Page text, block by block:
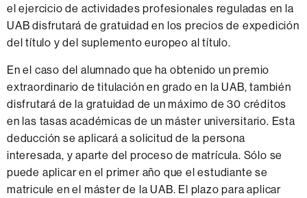
el ejercicio de actividades profesionales reguladas en la
UAB disfrutará de gratuidad en los precios de expedición
del título y del suplemento europeo al título.
En el caso del alumnado que ha obtenido un premio
extraordinario de titulación en grado en la UAB, también
disfrutará de la gratuidad de un máximo de 30 créditos
en las tasas académicas de un máster universitario. Esta
deducción se aplicará a solicitud de la persona
interesada, y aparte del proceso de matrícula. Sólo se
puede aplicar en el primer año que el estudiante se
matricule en el máster de la UAB. El plazo para aplicar